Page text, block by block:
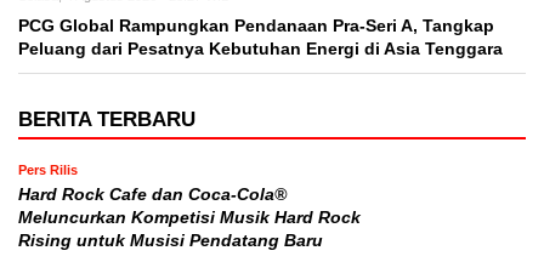
PCG Global Rampungkan Pendanaan Pra-Seri A, Tangkap
Peluang dari Pesatnya Kebutuhan Energi di Asia Tenggara
BERITA TERBARU
Pers Rilis
Hard Rock Cafe dan Coca-Cola®
Meluncurkan Kompetisi Musik Hard Rock
Rising untuk Musisi Pendatang Baru